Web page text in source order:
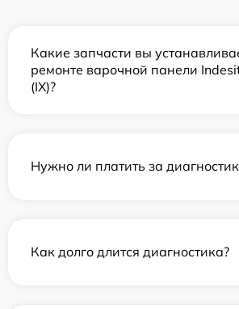
Какие запчасти вы
ремонте варочной панели
(IX)?
Нужно ли платить за
Как долго длится диагностика?